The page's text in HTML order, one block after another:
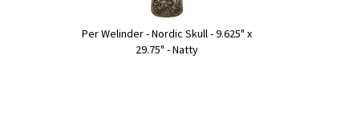
Per Welinder - Nordic Skull - 9.625" x
29.75" - Natty